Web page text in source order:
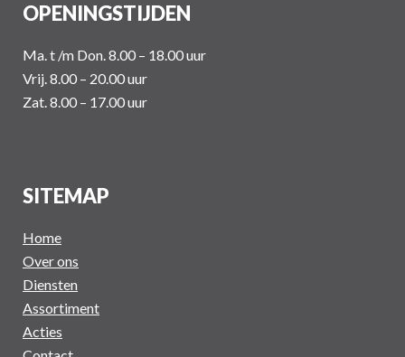
OPENINGSTIJDEN
Ma. t /m Don. 8.00 – 18.00 uur
Vrij. 8.00 – 20.00 uur
Zat. 8.00 – 17.00 uur
SITEMAP
Home
Over ons
Diensten
Assortiment
Acties